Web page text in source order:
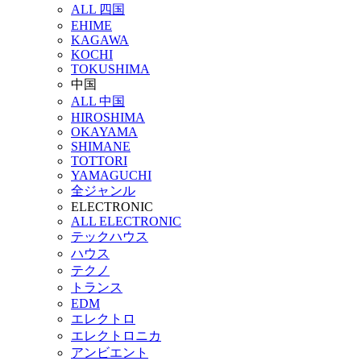
ALL 四国
EHIME
KAGAWA
KOCHI
TOKUSHIMA
中国
ALL 中国
HIROSHIMA
OKAYAMA
SHIMANE
TOTTORI
YAMAGUCHI
全ジャンル
ELECTRONIC
ALL ELECTRONIC
テックハウス
ハウス
テクノ
トランス
EDM
エレクトロ
エレクトロニカ
アンビエント